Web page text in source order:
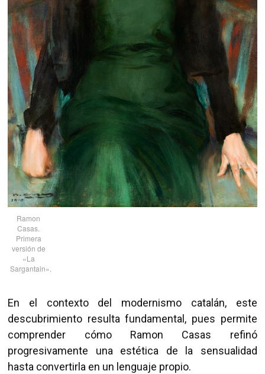
Ramon
Casas.
Primera
versión de
«La
Sargantain».
En el contexto del modernismo catalán, este
descubrimiento resulta fundamental, pues permite
comprender cómo Ramon Casas refinó
progresivamente una estética de la sensualidad
hasta convertirla en un lenguaje propio.